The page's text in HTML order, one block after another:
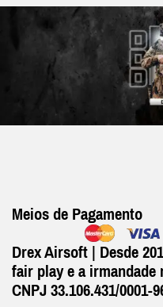
Meios de Pagamento
Drex Airsoft | Desde
fair play e a irmandade
CNPJ 33.106.431/0001-